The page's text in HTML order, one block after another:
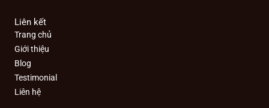
Liên kết
Trang chủ
Giới thiệu
Blog
Testimonial
Liên hệ